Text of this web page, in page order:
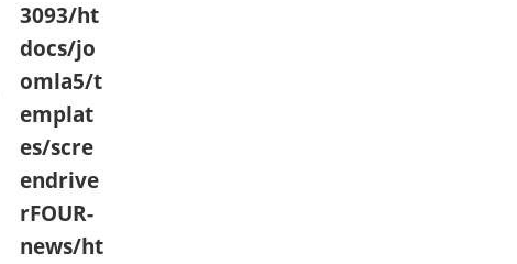
3093/ht
docs/jo
omla5/t
emplat
es/scre
endrive
rFOUR-
news/ht